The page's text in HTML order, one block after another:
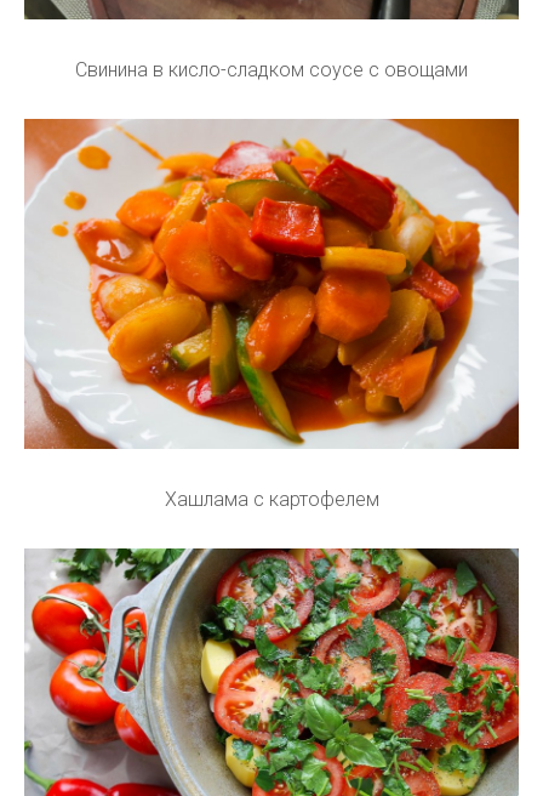
Свинина в кисло-сладком соусе с овощами
Хашлама с картофелем